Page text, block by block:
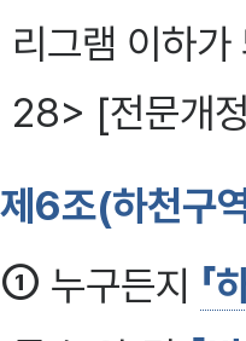
리그램 이하
28> [전문개
제6조(하천구
① 누구든지 「